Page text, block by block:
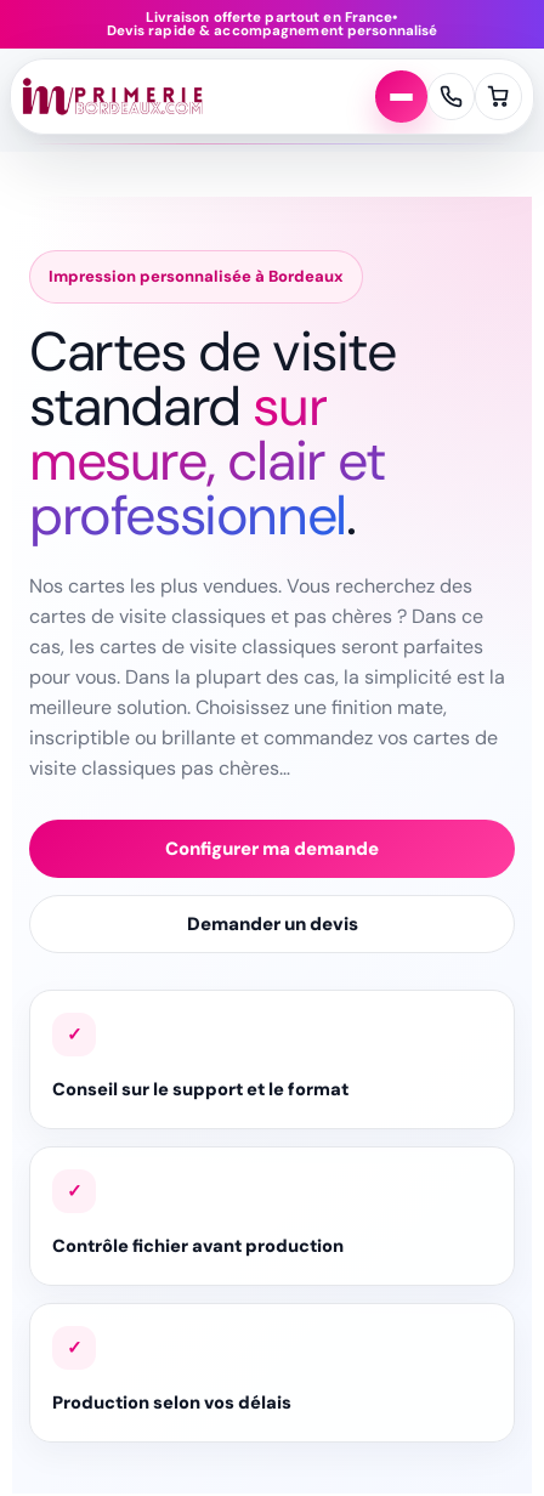
au
contenu
Livraison offerte partout en France•
Devis rapide & accompagnement personnalisé
Impression personnalisée à Bordeaux
Cartes de visite
standard sur
mesure, clair et
professionnel.
Nos cartes les plus vendues. Vous recherchez des
cartes de visite classiques et pas chères ? Dans ce
cas, les cartes de visite classiques seront parfaites
pour vous. Dans la plupart des cas, la simplicité est la
meilleure solution. Choisissez une finition mate,
inscriptible ou brillante et commandez vos cartes de
visite classiques pas chères…
Configurer ma demande
Demander un devis
✓
Conseil sur le support et le format
✓
Contrôle fichier avant production
✓
Production selon vos délais